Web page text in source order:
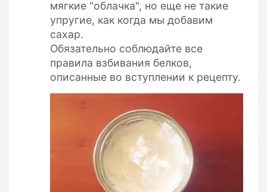
мягкие "облачка", но еще не такие
упругие, как когда мы добавим
сахар.
Обязательно соблюдайте все
правила взбивания белков,
описанные во вступлении к рецепту.